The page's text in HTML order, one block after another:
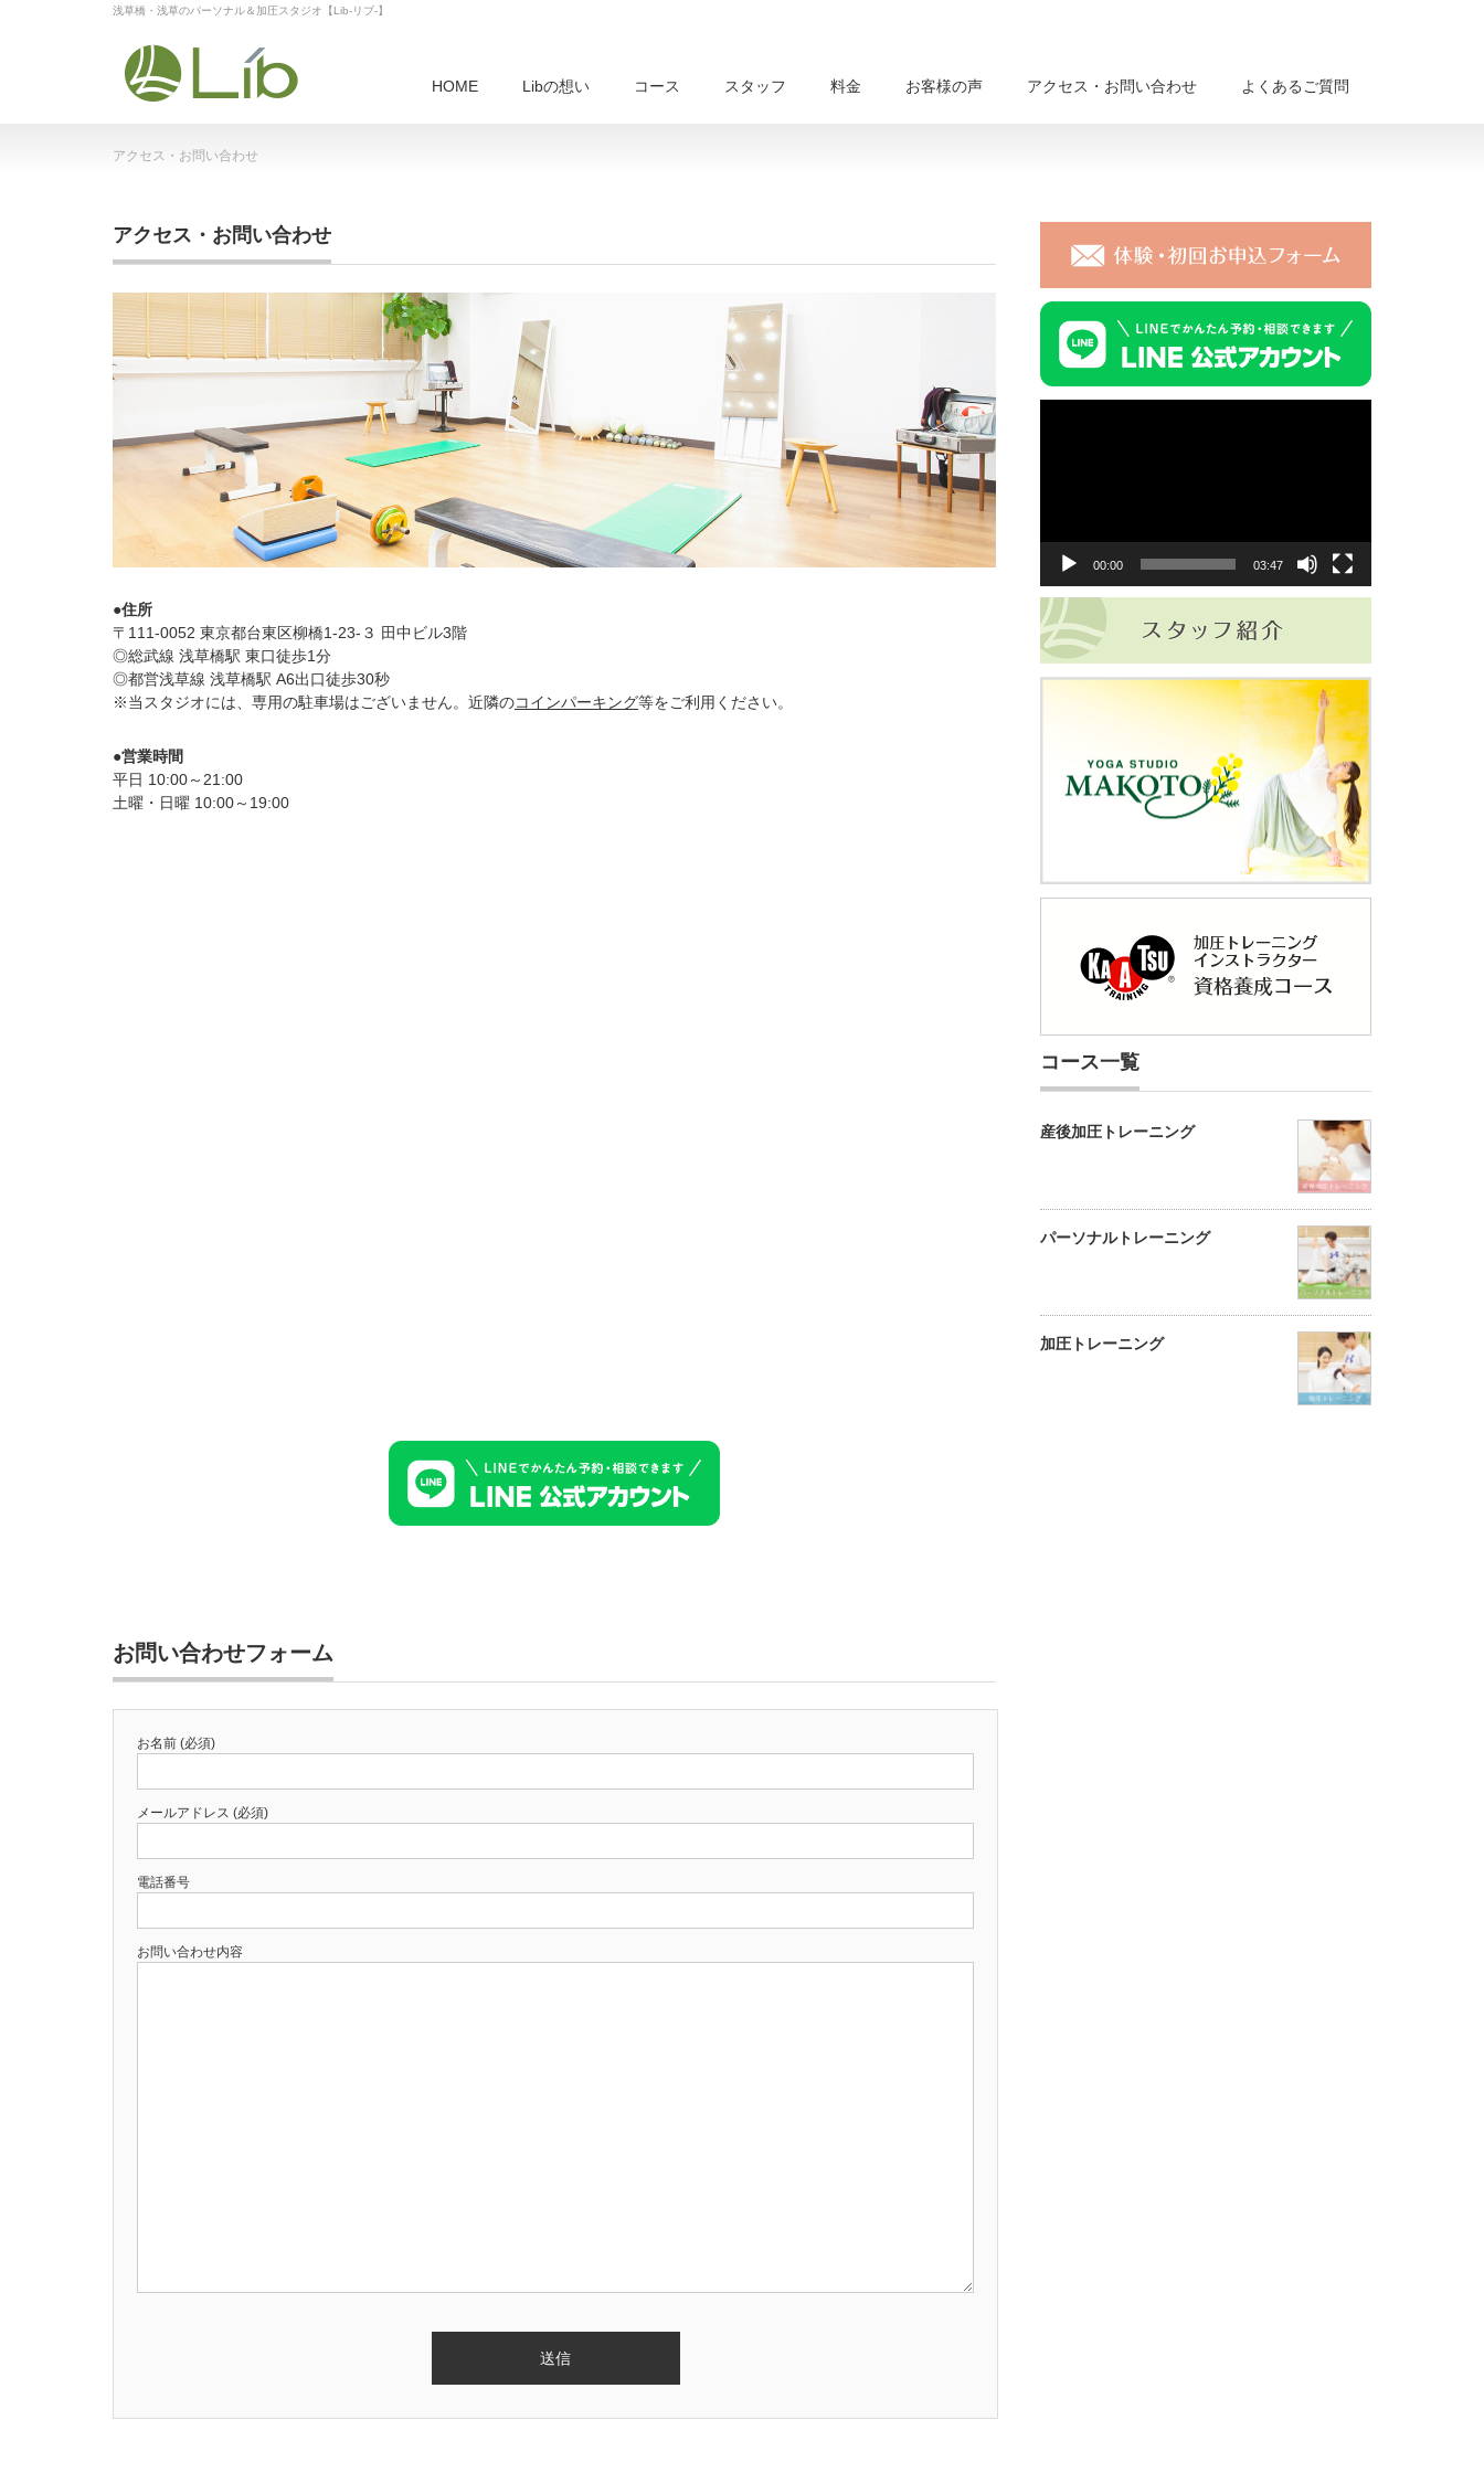
浅草橋・浅草のパーソナル＆加圧スタジオ【Lib-リブ-】
HOME Libの想い コース スタッフ 料金 お客様の声 アクセス・お問い合わせ よくあるご質問
Home
アクセス・お問い合わせ
アクセス・お問い合わせ
●住所
〒111-0052 東京都台東区柳橋1-23-３ 田中ビル3階
◎総武線 浅草橋駅 東口徒歩1分
◎都営浅草線 浅草橋駅 A6出口徒歩30秒
※当スタジオには、専用の駐車場はございません。近隣のコインパーキング等をご利用ください。
●営業時間
平日 10:00～21:00
土曜・日曜 10:00～19:00
お問い合わせフォーム
お名前 (必須)
メールアドレス (必須)
電話番号
お問い合わせ内容
00:00 03:47
コース一覧
産後加圧トレーニング
パーソナルトレーニング
加圧トレーニング